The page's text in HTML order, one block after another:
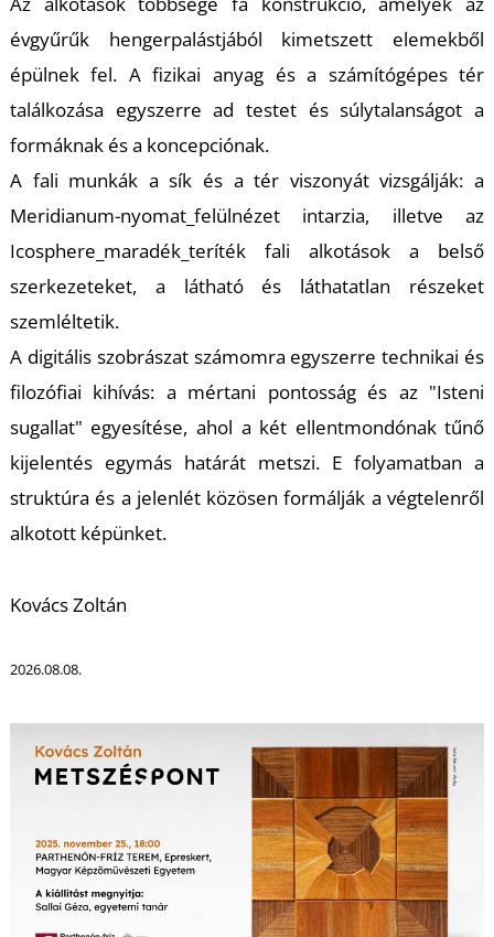
évgyűrűk hengerpalástjából kimetszett elemekből
épülnek fel. A fizikai anyag és a számítógépes tér
találkozása egyszerre ad testet és súlytalanságot a
formáknak és a koncepciónak.
A fali munkák a sík és a tér viszonyát vizsgálják: a
Meridianum-nyomat_felülnézet intarzia, illetve az
Icosphere_maradék_teríték fali alkotások a belső
szerkezeteket, a látható és láthatatlan részeket
szemléltetik.
A digitális szobrászat számomra egyszerre technikai és
filozófiai kihívás: a mértani pontosság és az "Isteni
sugallat" egyesítése, ahol a két ellentmondónak tűnő
kijelentés egymás határát metszi. E folyamatban a
struktúra és a jelenlét közösen formálják a végtelenről
alkotott képünket.
Kovács Zoltán
2026.08.08.